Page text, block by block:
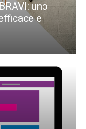
uno
e